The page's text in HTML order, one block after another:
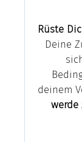
Rüste
Deine
deinem
werde